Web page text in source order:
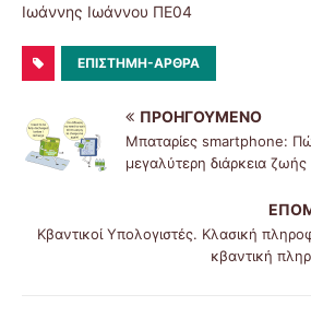
Ιωάννης Ιωάννου ΠΕ04
ΕΠΙΣΤΗΜΗ-ΑΡΘΡΑ
ΠΡΟΗΓΟΎΜΕΝΟ
Μπαταρίες smartphone:
μεγαλύτερη διάρκεια ζωής
Κβαντικοί Υπολογιστές. Κλασική
κβαντική